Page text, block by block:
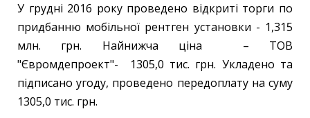
У грудні 2016 року проведено відкриті торги по
придбанню мобільної рентген установки - 1,315
млн. грн. Найнижча ціна – ТОВ
"Євромдепроект"- 1305,0 тис. грн. Укладено та
підписано угоду, проведено передоплату на суму
1305,0 тис. грн.